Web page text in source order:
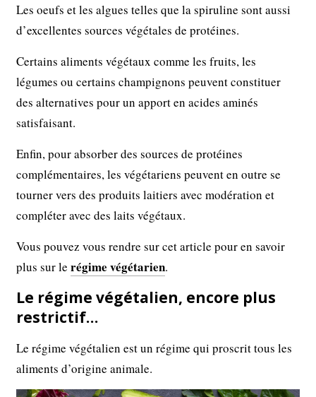
Les oeufs et les algues telles que la spiruline sont aussi
d’excellentes sources végétales de protéines.
Certains aliments végétaux comme les fruits, les
légumes ou certains champignons peuvent constituer
des alternatives pour un apport en acides aminés
satisfaisant.
Enfin, pour absorber des sources de protéines
complémentaires, les végétariens peuvent en outre se
tourner vers des produits laitiers avec modération et
compléter avec des laits végétaux.
Vous pouvez vous rendre sur cet article pour en savoir
plus sur lerégime végétarien.
Le régime végétalien, encore plus
restrictif…
Le régime végétalien est un régime qui proscrit tous les
aliments d’origine animale.